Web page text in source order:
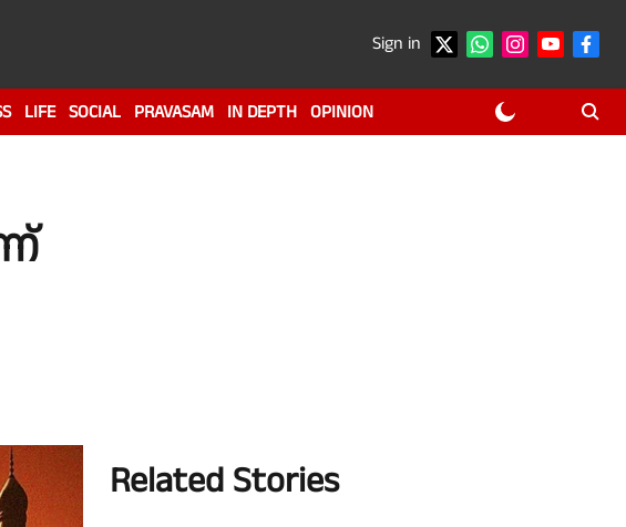
Sign in
LIFE SOCIAL PRAVASAM IN DEPTH OPINION
Related Stories